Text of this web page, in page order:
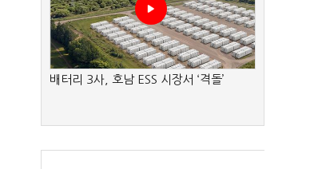
배터리 3사, 호남 ESS 시장서 ‘격돌’